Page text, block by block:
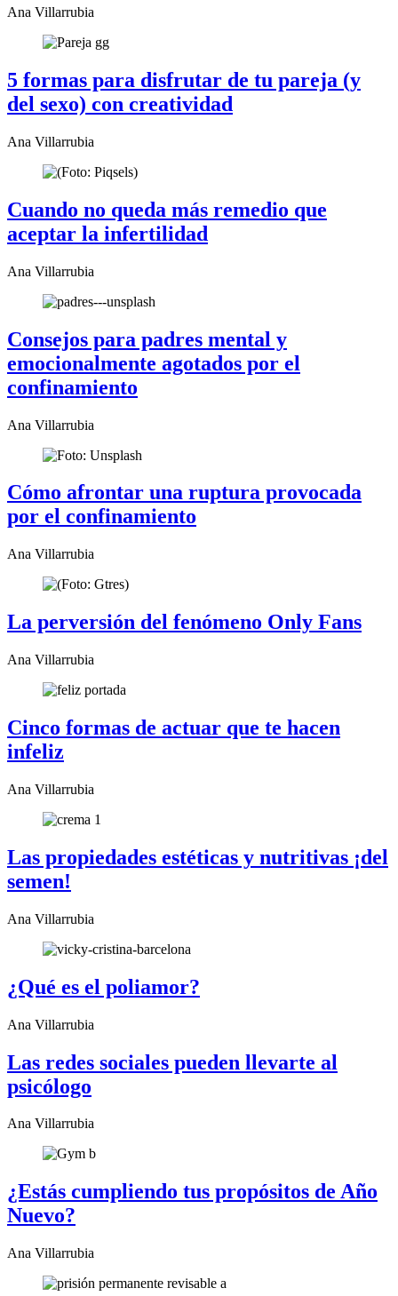
Ana Villarrubia
5 formas para disfrutar de tu pareja (y
del sexo) con creatividad
Ana Villarrubia
Cuando no queda más remedio que
aceptar la infertilidad
Ana Villarrubia
Consejos para padres mental y
emocionalmente agotados por el
confinamiento
Ana Villarrubia
Cómo afrontar una ruptura provocada
por el confinamiento
Ana Villarrubia
La perversión del fenómeno Only Fans
Ana Villarrubia
Cinco formas de actuar que te hacen
infeliz
Ana Villarrubia
Las propiedades estéticas y nutritivas ¡del
semen!
Ana Villarrubia
¿Qué es el poliamor?
Ana Villarrubia
Las redes sociales pueden llevarte al
psicólogo
Ana Villarrubia
¿Estás cumpliendo tus propósitos de Año
Nuevo?
Ana Villarrubia